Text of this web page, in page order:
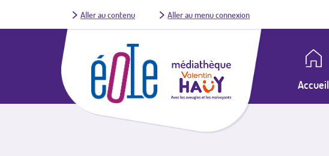
Aller au contenu Aller au menu connexion
Accueil